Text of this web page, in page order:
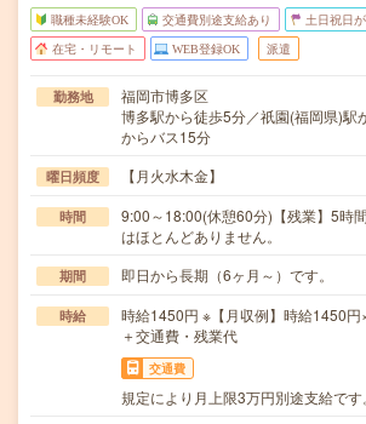
職種未経験OK 交通費別途支給あり 土日祝日
在宅・リモート WEB登録OK 派遣
勤務地
福岡市博多区
博多駅から徒歩5分／祇園(福岡県)駅
からバス15分
曜日頻度 【月火水木金】
時間
9:00～18:00(休憩60分)【残業】5時
はほとんどありません。
期間 即日から長期（6ヶ月～）です。
時給
時給1450円 ※【月収例】時給1450
＋交通費・残業代
交通費
規定により月上限3万円別途支給です。